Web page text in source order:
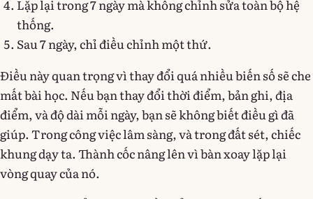
Lặp lại trong 7 ngày mà không chỉnh sửa toàn bộ hệ
thống.
Sau 7 ngày, chỉ điều chỉnh một thứ.
Điều này quan trọng vì thay đổi quá nhiều biến số sẽ che
mất bài học. Nếu bạn thay đổi thời điểm, bản ghi, địa
điểm, và độ dài mỗi ngày, bạn sẽ không biết điều gì đã
giúp. Trong công việc lâm sàng, và trong đất sét, chiếc
khung dạy ta. Thành cốc nâng lên vì bàn xoay lặp lại
vòng quay của nó.